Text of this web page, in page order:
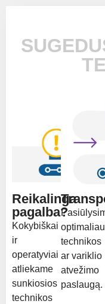
Reikalinga
pagalba?
Kokybiškai
ir
operatyviai
atliekame
sunkiosios
technikos
technikos
ar variklio
atvežimo
paslaugą.